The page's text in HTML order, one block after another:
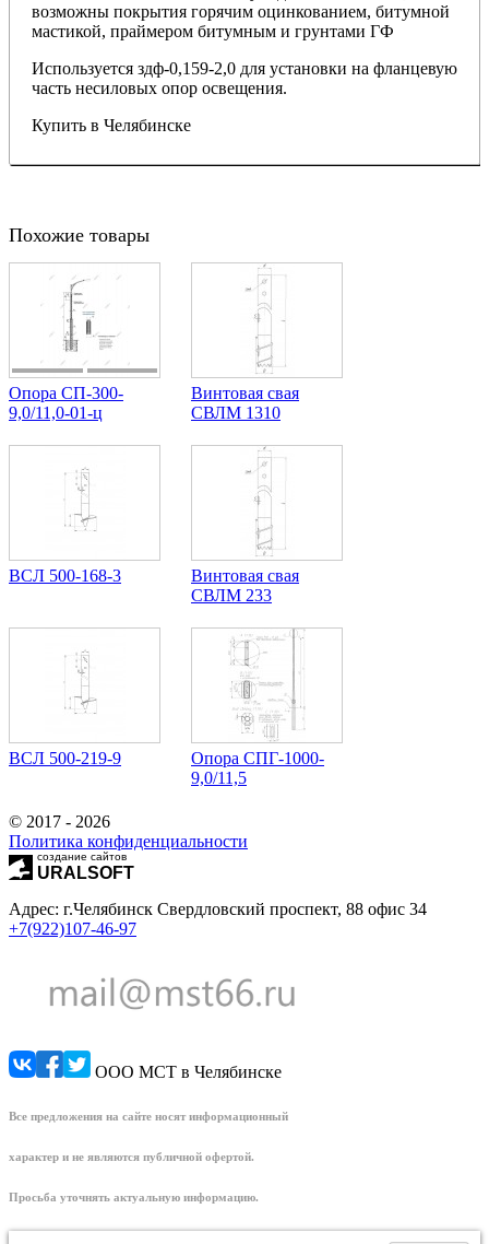
возможны покрытия горячим оцинкованием, битумной
мастикой, праймером битумным и грунтами ГФ
Используется здф-0,159-2,0 для установки на фланцевую
часть несиловых опор освещения.
Купить в Челябинске
Похожие товары
Опора СП-300-
9,0/11,0-01-ц
Винтовая свая
СВЛМ 1310
ВСЛ 500-168-3
Винтовая свая
СВЛМ 233
ВСЛ 500-219-9
Опора СПГ-1000-
9,0/11,5
© 2017 - 2026
Политика конфиденциальности
создание сайтов
URALSOFT
Адрес: г.Челябинск Свердловский проспект, 88 офис 34
+7(922)107-46-97
ООО МСТ в Челябинске
Все предложения на сайте носят информационный
характер и не являются публичной офертой.
Просьба уточнять актуальную информацию.